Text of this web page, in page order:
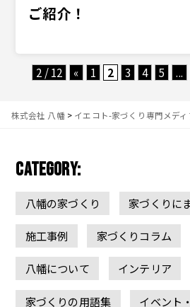
ご紹介！
2 / 12 « 1 2 3 4 5 ...
株式会社 八幡> イエコト-家づくり専門メディ
CATEGORY:
八幡の家づくり 家づくりに
施工事例 家づくりコラム
八幡について インテリア
家づくりの用語集 イベント